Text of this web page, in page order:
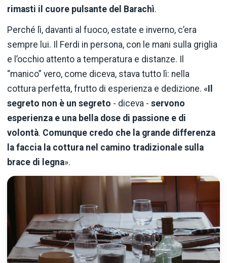
rimasti il cuore pulsante del Barachì.
Perché lì, davanti al fuoco, estate e inverno, c’era
sempre lui. Il Ferdi in persona, con le mani sulla griglia
e l’occhio attento a temperatura e distanze. Il
“manico” vero, come diceva, stava tutto lì: nella
cottura perfetta, frutto di esperienza e dedizione. «Il
segreto non è un segreto - diceva - servono
esperienza e una bella dose di passione e di
volontà. Comunque credo che la grande differenza
la faccia la cottura nel camino tradizionale sulla
brace di legna».